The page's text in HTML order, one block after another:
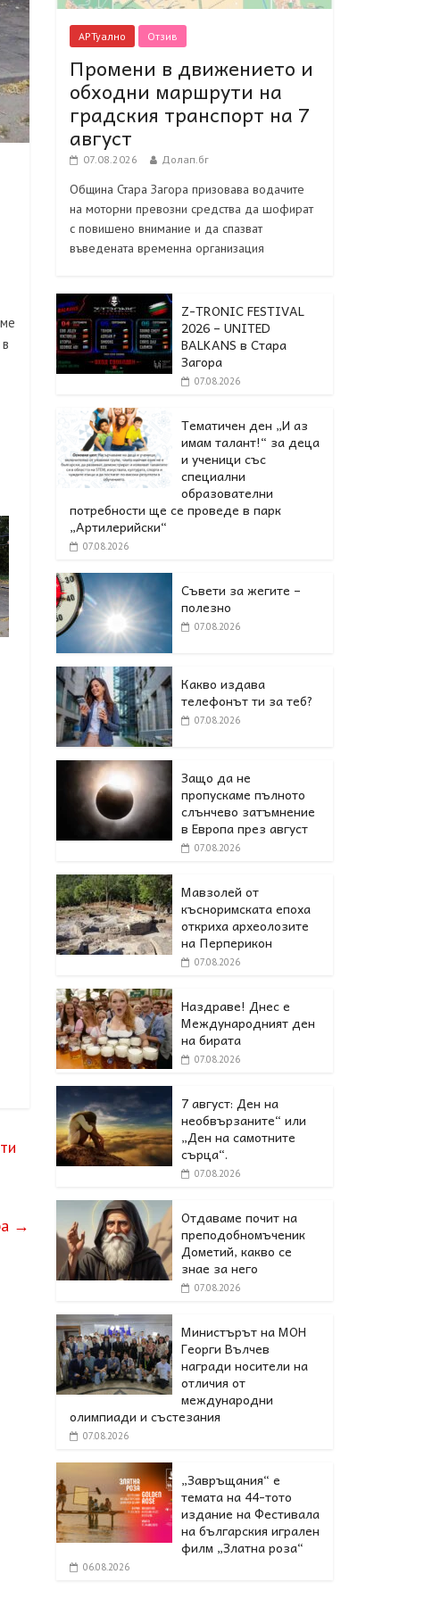
→
АРТуално Отзив
Промени в движението и
обходни маршрути на
градския транспорт на 7
август
07.08.2026 Долап.бг
Община Стара Загора призовава водачите
на моторни превозни средства да шофират
с повишено внимание и да спазват
въведената временна организация
Z-TRONIC FESTIVAL
2026 – UNITED
BALKANS в Стара
Загора
07.08.2026
Тематичен ден „И аз
имам талант!“ за деца
и ученици със
специални
образователни
потребности ще се проведе в парк
„Артилерийски“
07.08.2026
Съвети за жегите –
полезно
07.08.2026
Какво издава
телефонът ти за теб?
07.08.2026
Защо да не
пропускаме пълното
слънчево затъмнение
в Европа през август
07.08.2026
Мавзолей от
късноримската епоха
откриха археолозите
на Перперикон
07.08.2026
Наздраве! Днес е
Международният ден
на бирата
07.08.2026
7 август: Ден на
необвързаните“ или
„Ден на самотните
сърца“.
07.08.2026
Отдаваме почит на
преподобномъченик
Дометий, какво се
знае за него
07.08.2026
Министърът на МОН
Георги Вълчев
награди носители на
отличия от
международни
олимпиади и състезания
07.08.2026
„Завръщания“ е
темата на 44-тото
издание на Фестивала
на българския игрален
филм „Златна роза“
06.08.2026